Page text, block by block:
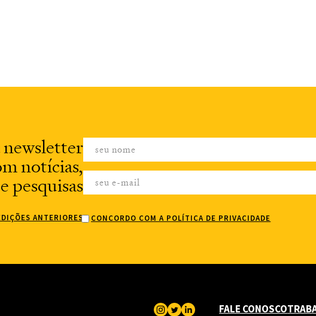
newsletter
notícias,
pesquisas
ANTERIORES CONCORDO COM A POLÍTICA DE PRIVACIDADE
FALE CONOSCO